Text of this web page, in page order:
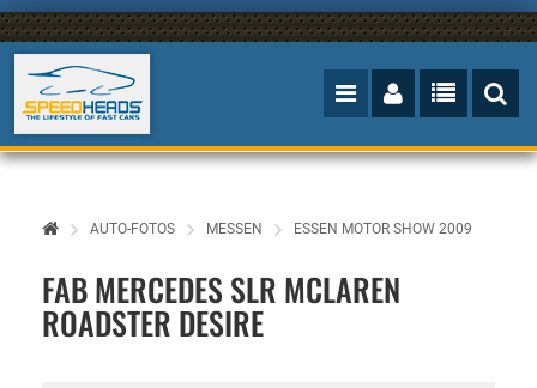
AUTO-FOTOS MESSEN ESSEN MOTOR SHOW 2009
FAB MERCEDES SLR MCLAREN
ROADSTER DESIRE